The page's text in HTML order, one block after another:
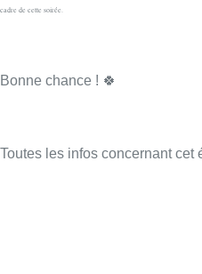
cadre de cette soirée.
Bonne chance ! 🍀
Toutes les infos concernant cet